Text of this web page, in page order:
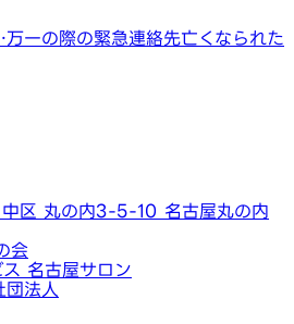
万一の際の緊急連絡先亡くなられた
区 丸の内3-5-10 名古屋丸の内
会
名古屋サロン
団法人